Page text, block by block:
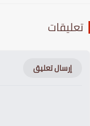
إرسال تعليق